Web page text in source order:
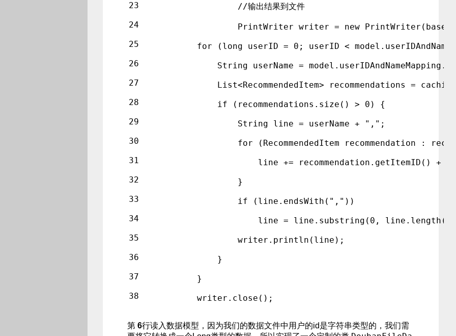
23
24
25
26
27
28
29
30
31
32
33
34
35
36
37
38
		//输出结果到文件
PrintWriter writer = new PrintWriter(base
for (long userID = 0; userID <
String userName =
List<RecommendedItem> recommendations =
            if (recommendations.size() > 0) {
                String line = userName + ",";
for (RecommendedItem recommendation :
line += recommendation.getItemID() +
                }
                if (line.endsWith(","))
line = line.substring(0, line.length()
                writer.println(line);
            }
        }
        writer.close();
第 6行读入数据模型，因为我们的数据文件中用户的id是字符串类型的，我们需